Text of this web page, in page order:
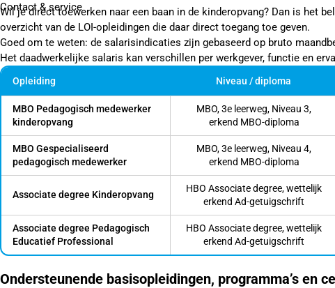
Contact& service
Wil je direct toewerken naar een baan in de kinderopvang? Dan is het
overzicht van de LOI-opleidingen die daar direct toegang toe geven.
Goed om te weten: de salarisindicaties zijn gebaseerd op bruto
Het daadwerkelijke salaris kan verschillen per werkgever, functie en
Opleiding Niveau / diploma
MBO Pedagogisch medewerker
kinderopvang
MBO, 3e leerweg, Niveau 3,
erkend MBO-diploma
MBO Gespecialiseerd
pedagogisch medewerker
MBO, 3e leerweg, Niveau 4,
erkend MBO-diploma
Associate degree Kinderopvang
HBO Associate degree, wettelijk
erkend Ad-getuigschrift
Associate degree Pedagogisch
Educatief Professional
HBO Associate degree, wettelijk
erkend Ad-getuigschrift
Ondersteunende basisopleidingen, programma’s en